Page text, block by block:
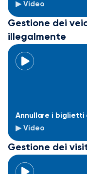
▶ Video
Gestione dei
illegalmente
Annullare i biglietti
▶ Video
Gestione dei